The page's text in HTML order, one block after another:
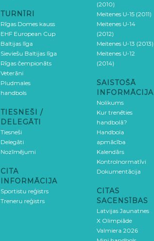
TURNĪRI
Rīgas Domes kauss
EHF European Cup
Baltijas līga
Sieviešu Baltijas līga
Rīgas čempionāts
Veterāni
Pludmales
handbols
TIESNEŠI /
DELEGĀTI
Tiesneši
Delegāti
Nozīmējumi
CITA
INFORMĀCIJA
Sportistu reģistrs
Treneru reģistrs
(2010)
Meitenes U-15 (2011)
Meitenes U-14
(2012)
Meitenes U-13 (2013)
Meitenes U-12
(2014)
SAISTOŠĀ
INFORMĀCIJA
Nolikums
Kur trenēties
handbolā?
Handbola
apmācība
Kalendārs
Kontrolnormatīvi
Dokumentācija
CITAS
SACENSĪBAS
Latvijas Jaunatnes
X Olimpiāde
Valmiera 2026